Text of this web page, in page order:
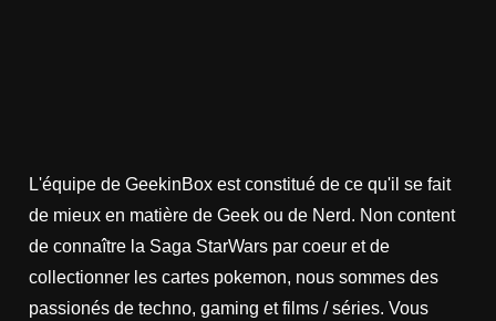
L'équipe de GeekinBox est constitué de ce qu'il se fait
de mieux en matière de Geek ou de Nerd. Non content
de connaître la Saga StarWars par coeur et de
collectionner les cartes pokemon, nous sommes des
passionés de techno, gaming et films / séries. Vous